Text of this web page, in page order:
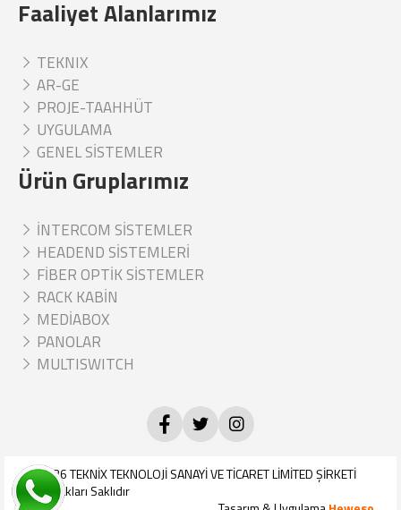
Faaliyet Alanlarımız
TEKNIX
AR-GE
PROJE-TAAHHÜT
UYGULAMA
GENEL SİSTEMLER
Ürün Gruplarımız
İNTERCOM SİSTEMLER
HEADEND SİSTEMLERİ
FİBER OPTİK SİSTEMLER
RACK KABİN
MEDİABOX
PANOLAR
MULTISWITCH
© 2026TEKNİX TEKNOLOJİ SANAYİ VE TİCARET LİMİTED ŞİRKETİ
Tüm Hakları Saklıdır